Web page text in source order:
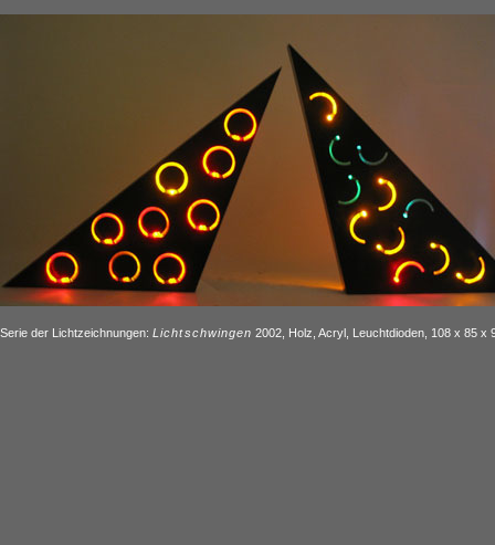
Serie der Lichtzeichnungen: Lichtschwingen 2002, Holz, Acryl, Leuchtdioden, 108 x 85 x